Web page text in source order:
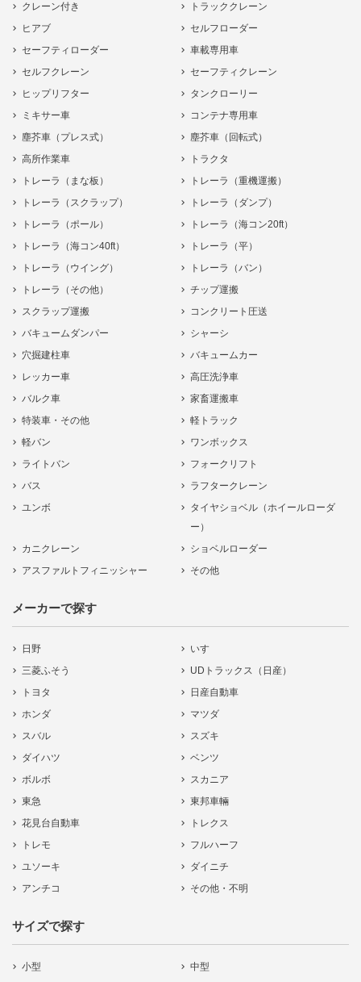
クレーン付き
トラッククレーン
ヒアブ
セルフローダー
セーフティローダー
車載専用車
セルフクレーン
セーフティクレーン
ヒップリフター
タンクローリー
ミキサー車
コンテナ専用車
塵芥車（プレス式）
塵芥車（回転式）
高所作業車
トラクタ
トレーラ（まな板）
トレーラ（重機運搬）
トレーラ（スクラップ）
トレーラ（ダンプ）
トレーラ（ポール）
トレーラ（海コン20ft）
トレーラ（海コン40ft）
トレーラ（平）
トレーラ（ウイング）
トレーラ（バン）
トレーラ（その他）
チップ運搬
スクラップ運搬
コンクリート圧送
バキュームダンパー
シャーシ
穴掘建柱車
バキュームカー
レッカー車
高圧洗浄車
バルク車
家畜運搬車
特装車・その他
軽トラック
軽バン
ワンボックス
ライトバン
フォークリフト
バス
ラフタークレーン
ユンボ
タイヤショベル（ホイールローダ
ー）
カニクレーン
ショベルローダー
アスファルトフィニッシャー
その他
メーカーで探す
日野
いすゞ
三菱ふそう
UDトラックス（日産）
トヨタ
日産自動車
ホンダ
マツダ
スバル
スズキ
ダイハツ
ベンツ
ボルボ
スカニア
東急
東邦車輛
花見台自動車
トレクス
トレモ
フルハーフ
ユソーキ
ダイニチ
アンチコ
その他・不明
サイズで探す
小型
中型